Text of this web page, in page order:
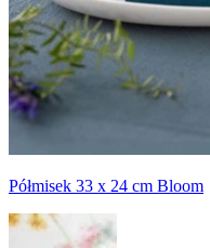
Półmisek 33 x 24 cm Bloom